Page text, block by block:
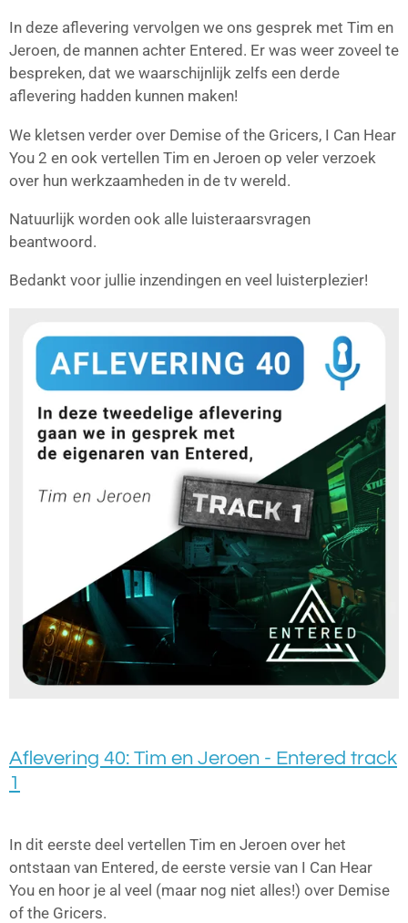
In deze aflevering vervolgen we ons gesprek met Tim en
Jeroen, de mannen achter Entered. Er was weer zoveel te
bespreken, dat we waarschijnlijk zelfs een derde
aflevering hadden kunnen maken!
We kletsen verder over Demise of the Gricers, I Can Hear
You 2 en ook vertellen Tim en Jeroen op veler verzoek
over hun werkzaamheden in de tv wereld.
Natuurlijk worden ook alle luisteraarsvragen
beantwoord.
Bedankt voor jullie inzendingen en veel luisterplezier!
Aflevering 40: Tim en Jeroen - Entered track
1
In dit eerste deel vertellen Tim en Jeroen over het
ontstaan van Entered, de eerste versie van I Can Hear
You en hoor je al veel (maar nog niet alles!) over Demise
of the Gricers.